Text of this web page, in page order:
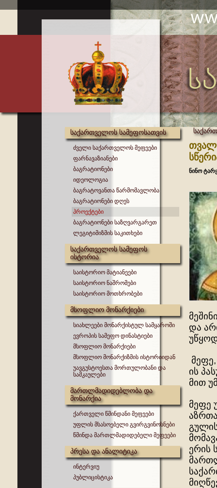
საქართველოს სამეფოსათვის
ძველი საქართველოს მეფეები
ფარნავაზიანები
ბაგრატიონები
იდეოლოგია
ბაგრატოვანთა წარმომავლობა
ბაგრატიონები დღეს
პროექტები
ბაგრატიონები საზღვარგარეთ
ლეგიტიმიზმის საკითხები
საქართველოს სამეფოს
ისტორია
საისტორიო მატიანეები
საისტორიო ნაშრომები
საისტორიო მოთხრობები
მსოფლიო მონარქიები
სიახლეები მონარქისტულ სამყაროში
ევროპის სამეფო დინასტიები
მსოფლიო მონარქიები
მსოფლიო მონარქიზმის ისტორიიდან
უავგუსტოესთა მორთულობანი და
სამკაულები
მართლმადიდებლობა და
მონარქია
ქართველი წმინდანი მეფეები
უფლის მსასოებელი გვირგვინოსნები
წმინდა მართლმადიდებელი მეფეები
პრესა და ანალიტიკა
ინტერვიუ
პუბლიცისტიკა
ნინო
და
ის
მით
მეფე
ერის